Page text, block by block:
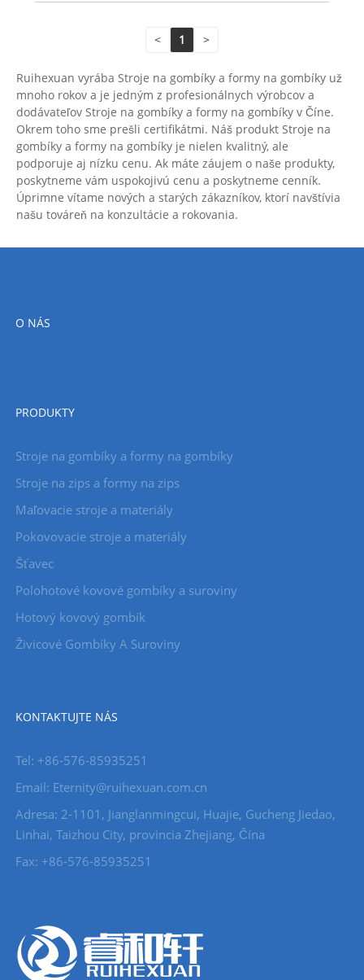
< 1 >
Ruihexuan vyrába Stroje na gombíky a formy na gombíky už
mnoho rokov a je jedným z profesionálnych výrobcov a
dodávateľov Stroje na gombíky a formy na gombíky v Číne.
Okrem toho sme prešli certifikátmi. Náš produkt Stroje na
gombíky a formy na gombíky je nielen kvalitný, ale
podporuje aj nízku cenu. Ak máte záujem o naše produkty,
poskytneme vám uspokojivú cenu a poskytneme cenník.
Úprimne vítame nových a starých zákazníkov, ktorí navštívia
našu továreň na konzultácie a rokovania.
O NÁS
PRODUKTY
Stroje na gombíky a formy na gombíky
Stroje na zips a formy na zips
Maľovacie stroje a materiály
Pokovovacie stroje a materiály
Šťavec
Polohotové kovové gombíky a suroviny
Hotový kovový gombík
Živicové Gombíky A Suroviny
KONTAKTUJTE NÁS
Tel: +86-576-85935251
Email: Eternity@ruihexuan.com.cn
Adresa: 2-1101, Jianglanmingcui, Huajie, Gucheng Jiedao,
Linhai, Taizhou City, provincia Zhejiang, Čína
Fax: +86-576-85935251